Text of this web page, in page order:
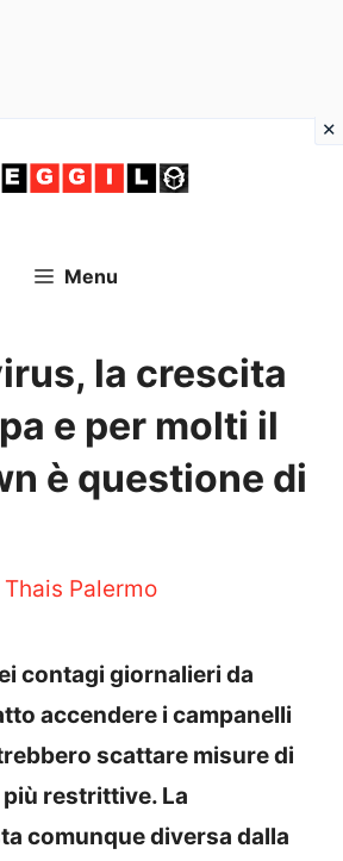
Menu
la crescita
e per molti il
è questione di
Thais Palermo
contagi giornalieri da
accendere i campanelli
scattare misure di
restrittive. La
comunque diversa dalla